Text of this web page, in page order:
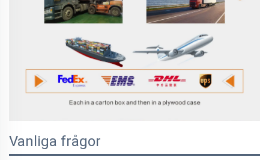
Vanliga frågor